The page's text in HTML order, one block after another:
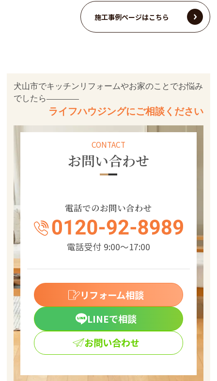
施工事例ページはこちら
犬山市でキッチンリフォームやお家のことでお悩み
でしたら
ライフハウジングにご相談ください
CONTACT
お問い合わせ
電話でのお問い合わせ
電話受付 9:00～17:00
リフォーム相談
LINEで相談
お問い合わせ